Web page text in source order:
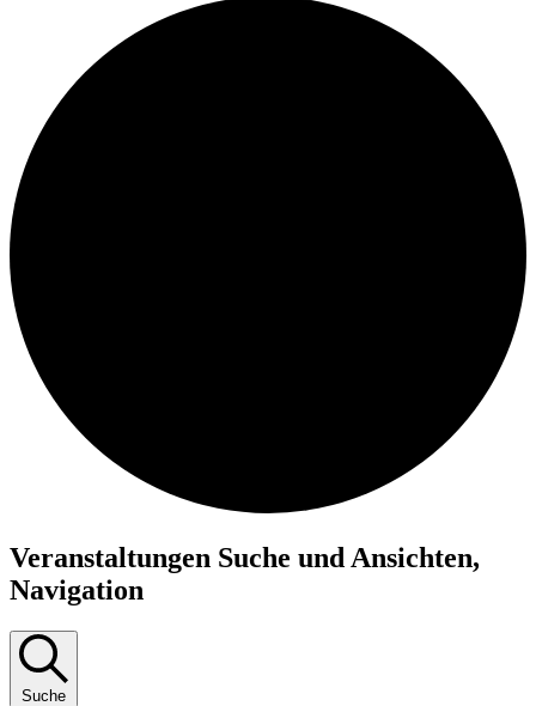
Veranstaltungen
für
Februar
2026
Veranstaltungen Suche und Ansichten,
Navigation
Suche